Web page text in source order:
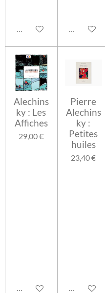
Ajouter au panierAjouter
Alechins
ky : Les
Affiches
29,00 €
Ajouter au panier
Pierre
Alechins
ky :
Petites
huiles
23,40 €
Ajouter